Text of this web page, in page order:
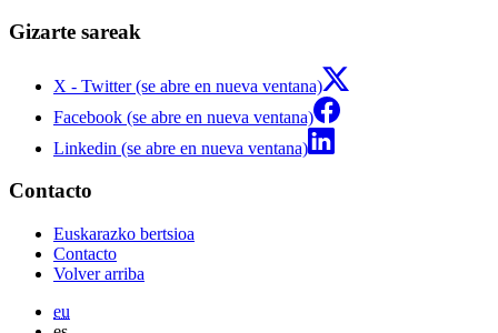
Gizarte sareak
X - Twitter (se abre en nueva ventana)
Facebook (se abre en nueva ventana)
Linkedin (se abre en nueva ventana)
Contacto
Euskarazko bertsioa
Contacto
Volver arriba
eu